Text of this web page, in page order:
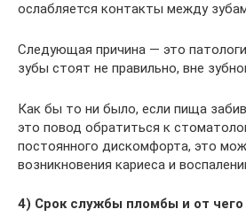
ослабляется контакты между
Следующая причина — это
зубы стоят не правильно, вне
Как бы то ни было, если пища
это повод обратиться к
постоянного дискомфорта, это
возникновения кариеса и
4) Срок службы пломбы и от чего